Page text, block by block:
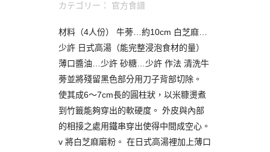
カテゴリー： 官方食譜
材料（4人份） 牛蒡…約10cm 白芝麻…
少許 日式高湯（能完整浸泡食材的量）
薄口醬油…少許 砂糖…少許 作法 清洗牛
蒡並將殘留黑色部分用刀子背部切除。
使其成6～7cm長的圓柱狀，以米糠燙煮
到竹籤能夠穿出的軟硬度。 外皮與內部
的相接之處用鐵串穿出使得中間成空心。
v 將白芝麻磨粉。 在日式高湯裡加上薄口